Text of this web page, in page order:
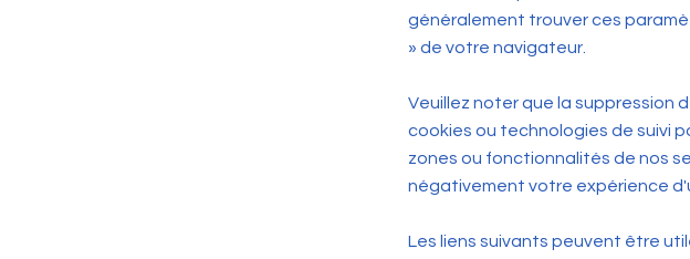
généralement trouver ces
» de votre navigateur.
Veuillez noter que la suppression
cookies ou technologies de suivi
zones ou fonctionnalités de nos
négativement votre expérience
Les liens suivants peuvent être